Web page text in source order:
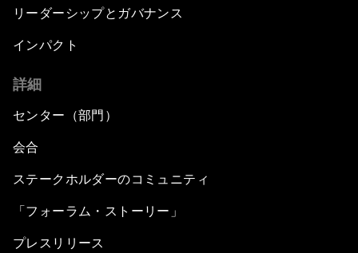
リーダーシップとガバナンス
インパクト
詳細
センター（部門）
会合
ステークホルダーのコミュニティ
「フォーラム・ストーリー」
プレスリリース